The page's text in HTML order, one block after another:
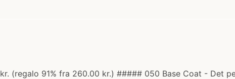
(regalo 91% fra 260.00 kr.) ##### 050 Base Coat - Det